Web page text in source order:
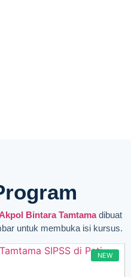
Bintara Tamtamadibuat
untuk membuka isi kursus.
NEW